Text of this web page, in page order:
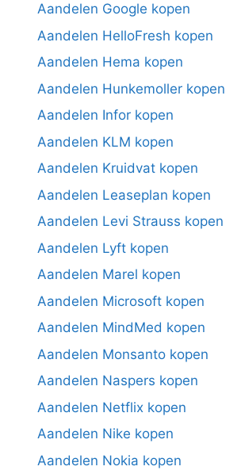
Aandelen Google kopen
Aandelen HelloFresh kopen
Aandelen Hema kopen
Aandelen Hunkemoller kopen
Aandelen Infor kopen
Aandelen KLM kopen
Aandelen Kruidvat kopen
Aandelen Leaseplan kopen
Aandelen Levi Strauss kopen
Aandelen Lyft kopen
Aandelen Marel kopen
Aandelen Microsoft kopen
Aandelen MindMed kopen
Aandelen Monsanto kopen
Aandelen Naspers kopen
Aandelen Netflix kopen
Aandelen Nike kopen
Aandelen Nokia kopen